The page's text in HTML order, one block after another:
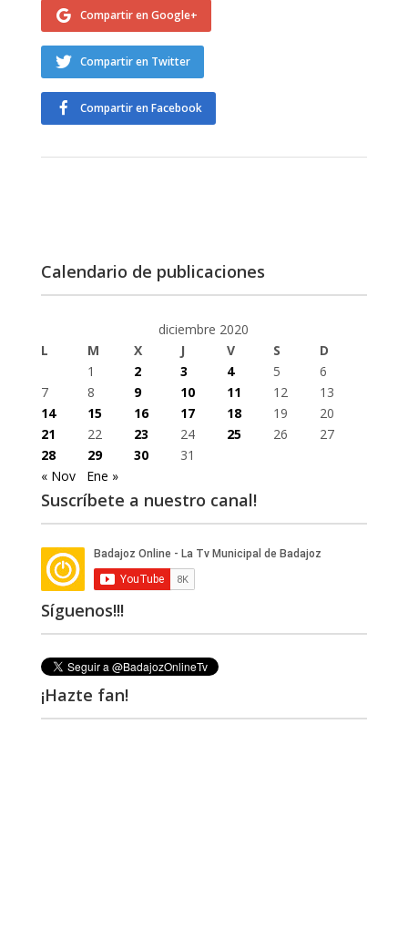
Compartir en Google+
Compartir en Twitter
Compartir en Facebook
Calendario de publicaciones
diciembre 2020
L
M X J V S
D
1
2 3 4 5
6
7
8 9 10 11 12
13
14
15 16 17 18 19
20
21
22 23 24 25 26
27
28
29 30
31
« Nov
Ene »
Suscríbete a nuestro canal!
Síguenos!!!
¡Hazte fan!